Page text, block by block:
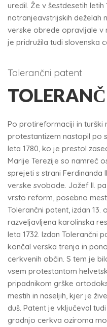
uredil. Že v šestdesetih
notranjeavstrijskih deželah
verske obrede opravljale v
je pridružila tudi slovenska
Tolerančni patent
Po protireformaciji in turški
protestantizem nastopil po
leta 1780, ko je prestol
Marije Terezije so namreč
sprejeti s strani Ferdinanda
verske svobode. Jožef II.
vrsto reform, posebno
Tolerančni patent, izdan 13.
razveljavljena karolinska
leta 1732. Izdan Tolerančni
končal verska trenja in
cerkvenih občin. S tem je
vsem protestantom
pripadnikom grške
mestih in naseljih, kjer je
duš. Patent je vključeval
gradnjo cerkva oziroma